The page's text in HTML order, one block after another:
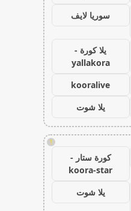
سوريا لايف
يلا كورة -
yallakora
kooralive
يلا شوت
!
كورة ستار -
koora-star
يلا شوت